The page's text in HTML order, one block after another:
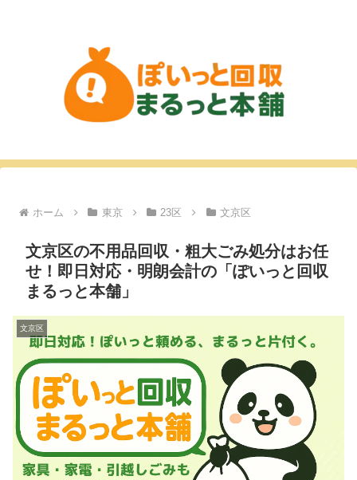
ホーム 東京 23区 文京区
文京区の不用品回収・粗大ごみ処分はお任
せ！即日対応・明朗会計の「ぽいっと回収
まるっと本舗」
文京区